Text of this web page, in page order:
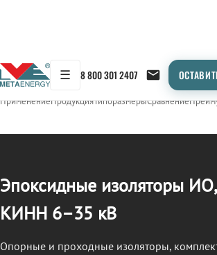
☰ 8 800 301 2407
← Продукция/ИЗОЛЯТОРЫ ЭПОКСИДНЫЕ
ПрименениеПродукцияТипоразмерыСравнение
Эпоксидные изоляторы
КИНН 6–35 кВ
Опорные и проходные изоляторы,